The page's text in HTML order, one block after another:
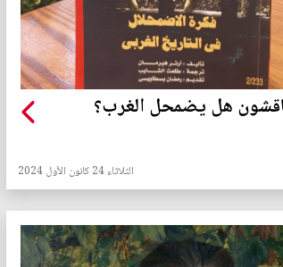
هل يضمحل الغرب؟
الثلاثاء 24 كانون الأول 2024